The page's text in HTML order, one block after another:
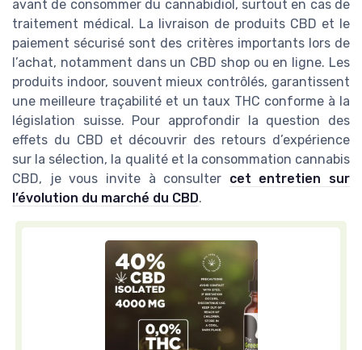
avant de consommer du cannabidiol, surtout en cas de
traitement médical. La livraison de produits CBD et le
paiement sécurisé sont des critères importants lors de
l’achat, notamment dans un CBD shop ou en ligne. Les
produits indoor, souvent mieux contrôlés, garantissent
une meilleure traçabilité et un taux THC conforme à la
législation suisse. Pour approfondir la question des
effets du CBD et découvrir des retours d’expérience
sur la sélection, la qualité et la consommation cannabis
CBD, je vous invite à consulter cet entretien sur
l’évolution du marché du CBD.